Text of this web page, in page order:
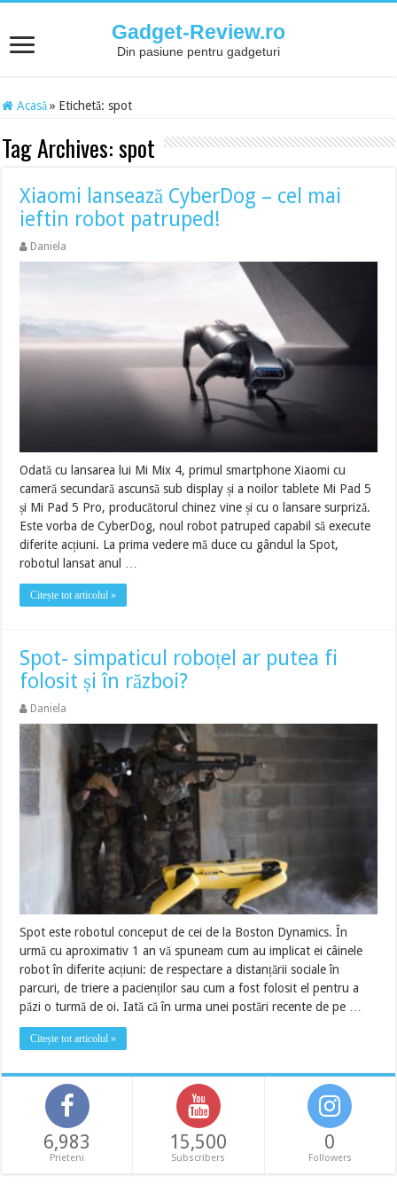
Gadget-Review.ro
Din pasiune pentru gadgeturi
Acasă » Etichetă:spot
Tag Archives:spot
Xiaomi lansează CyberDog – cel mai
ieftin robot patruped!
Daniela
Odată cu lansarea lui Mi Mix 4, primul smartphone Xiaomi cu
cameră secundară ascunsă sub display și a noilor tablete Mi Pad 5
și Mi Pad 5 Pro, producătorul chinez vine și cu o lansare surpriză.
Este vorba de CyberDog, noul robot patruped capabil să execute
diferite acțiuni. La prima vedere mă duce cu gândul la Spot,
robotul lansat anul …
Citește tot articolul »
Spot- simpaticul roboțel ar putea fi
folosit și în război?
Daniela
Spot este robotul conceput de cei de la Boston Dynamics. În
urmă cu aproximativ 1 an vă spuneam cum au implicat ei câinele
robot în diferite acțiuni: de respectare a distanțării sociale în
parcuri, de triere a pacienților sau cum a fost folosit el pentru a
păzi o turmă de oi. Iată că în urma unei postări recente de pe …
Citește tot articolul »
6,983
Prieteni
15,500
Subscribers
0
Followers